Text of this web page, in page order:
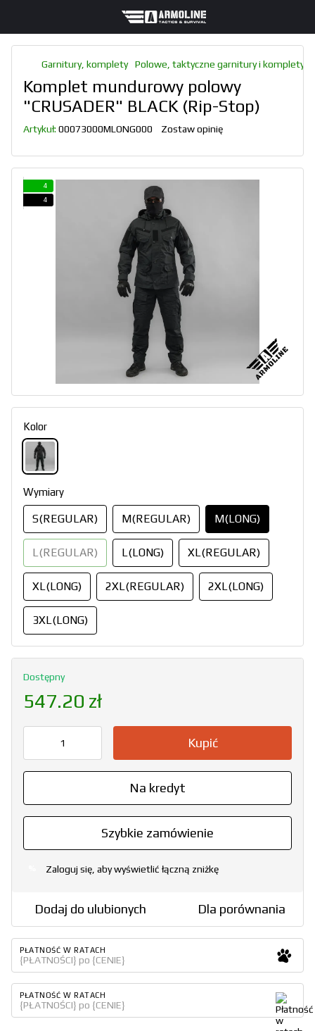
Garnitury, komplety Polowe, taktyczne garnitury i komplety
Komplet mundurowy polowy
"CRUSADER" BLACK (Rip-Stop)
Artykuł: 00073000MLONG000 Zostaw opinię
4
4
Kolor
Wymiary
S(REGULAR) M(REGULAR) M(LONG)
L(REGULAR) L(LONG) XL(REGULAR)
XL(LONG) 2XL(REGULAR) 2XL(LONG)
3XL(LONG)
Dostępny
547.20 zł
Kupić
Na kredyt
Szybkie zamówienie
Zaloguj się, aby wyświetlić łączną zniżkę
Dodaj do ulubionych Dla porównania
PŁATNOŚĆ W RATACH
{PŁATNOŚCI} po {CENIE}
PŁATNOŚĆ W RATACH
{PŁATNOŚCI} po {CENIE}